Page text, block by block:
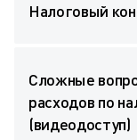
Налоговый
Сложные
расходов по
(видеодоступ)